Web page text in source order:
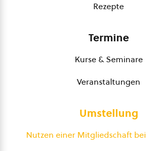
Rezepte
Termine
Kurse & Seminare
Veranstaltungen
Umstellung
Nutzen einer Mitgliedschaft bei